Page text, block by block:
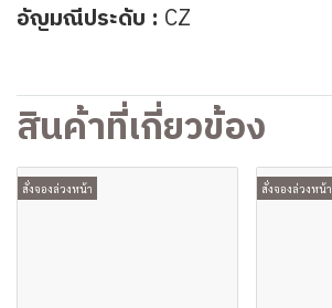
อัญมณีประดับ : CZ
สินค้าที่เกี่ยวข้อง
สั่งจองล่วงหน้า สั่งจองล่วงหน้า